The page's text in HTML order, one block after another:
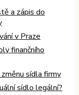
a zápis do
v Praze
finančního
změnu sídla firmy
sídlo legální?